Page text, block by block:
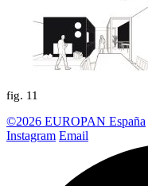
fig. 11
©2026 EUROPAN España
Instagram Email